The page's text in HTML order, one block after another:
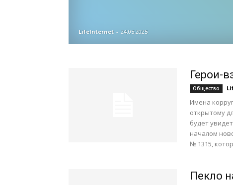
LifeInternet - 24.05.2025
Герои-
Общество
Имена
открытому
будет
началом
№ 1315,
Пекло